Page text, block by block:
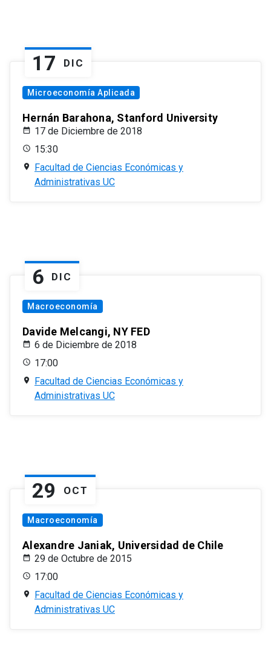
17 DIC
Microeconomía Aplicada
Hernán Barahona, Stanford University
17 de Diciembre de 2018
15:30
Facultad de Ciencias Económicas y
Administrativas UC
6 DIC
Macroeconomía
Davide Melcangi, NY FED
6 de Diciembre de 2018
17:00
Facultad de Ciencias Económicas y
Administrativas UC
29 OCT
Macroeconomía
Alexandre Janiak, Universidad de Chile
29 de Octubre de 2015
17:00
Facultad de Ciencias Económicas y
Administrativas UC